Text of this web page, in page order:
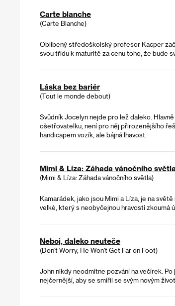
Carte blanche
(Carte Blanche)
Oblíbený středoškolský profesor Kacper
svou třídu k maturitě za cenu toho, že bude
Láska bez bariér
(Tout le monde debout)
Svůdník Jocelyn nejde pro lež daleko.
ošetřovatelku, není pro něj přirozenějšího
handicapem vozík, ale bájná lhavost.
Mimi & Líza: Záhada vánočního světla
(Mimi & Líza: Záhada vánočního světla)
Kamarádek, jako jsou Mimi a Líza, je na
velké, který s neobyčejnou hravostí zkoumá
Neboj, daleko neuteče
(Don't Worry, He Won't Get Far on Foot)
John nikdy neodmítne pozvání na večírek.
nejčernější, aby se smířil se svým novým